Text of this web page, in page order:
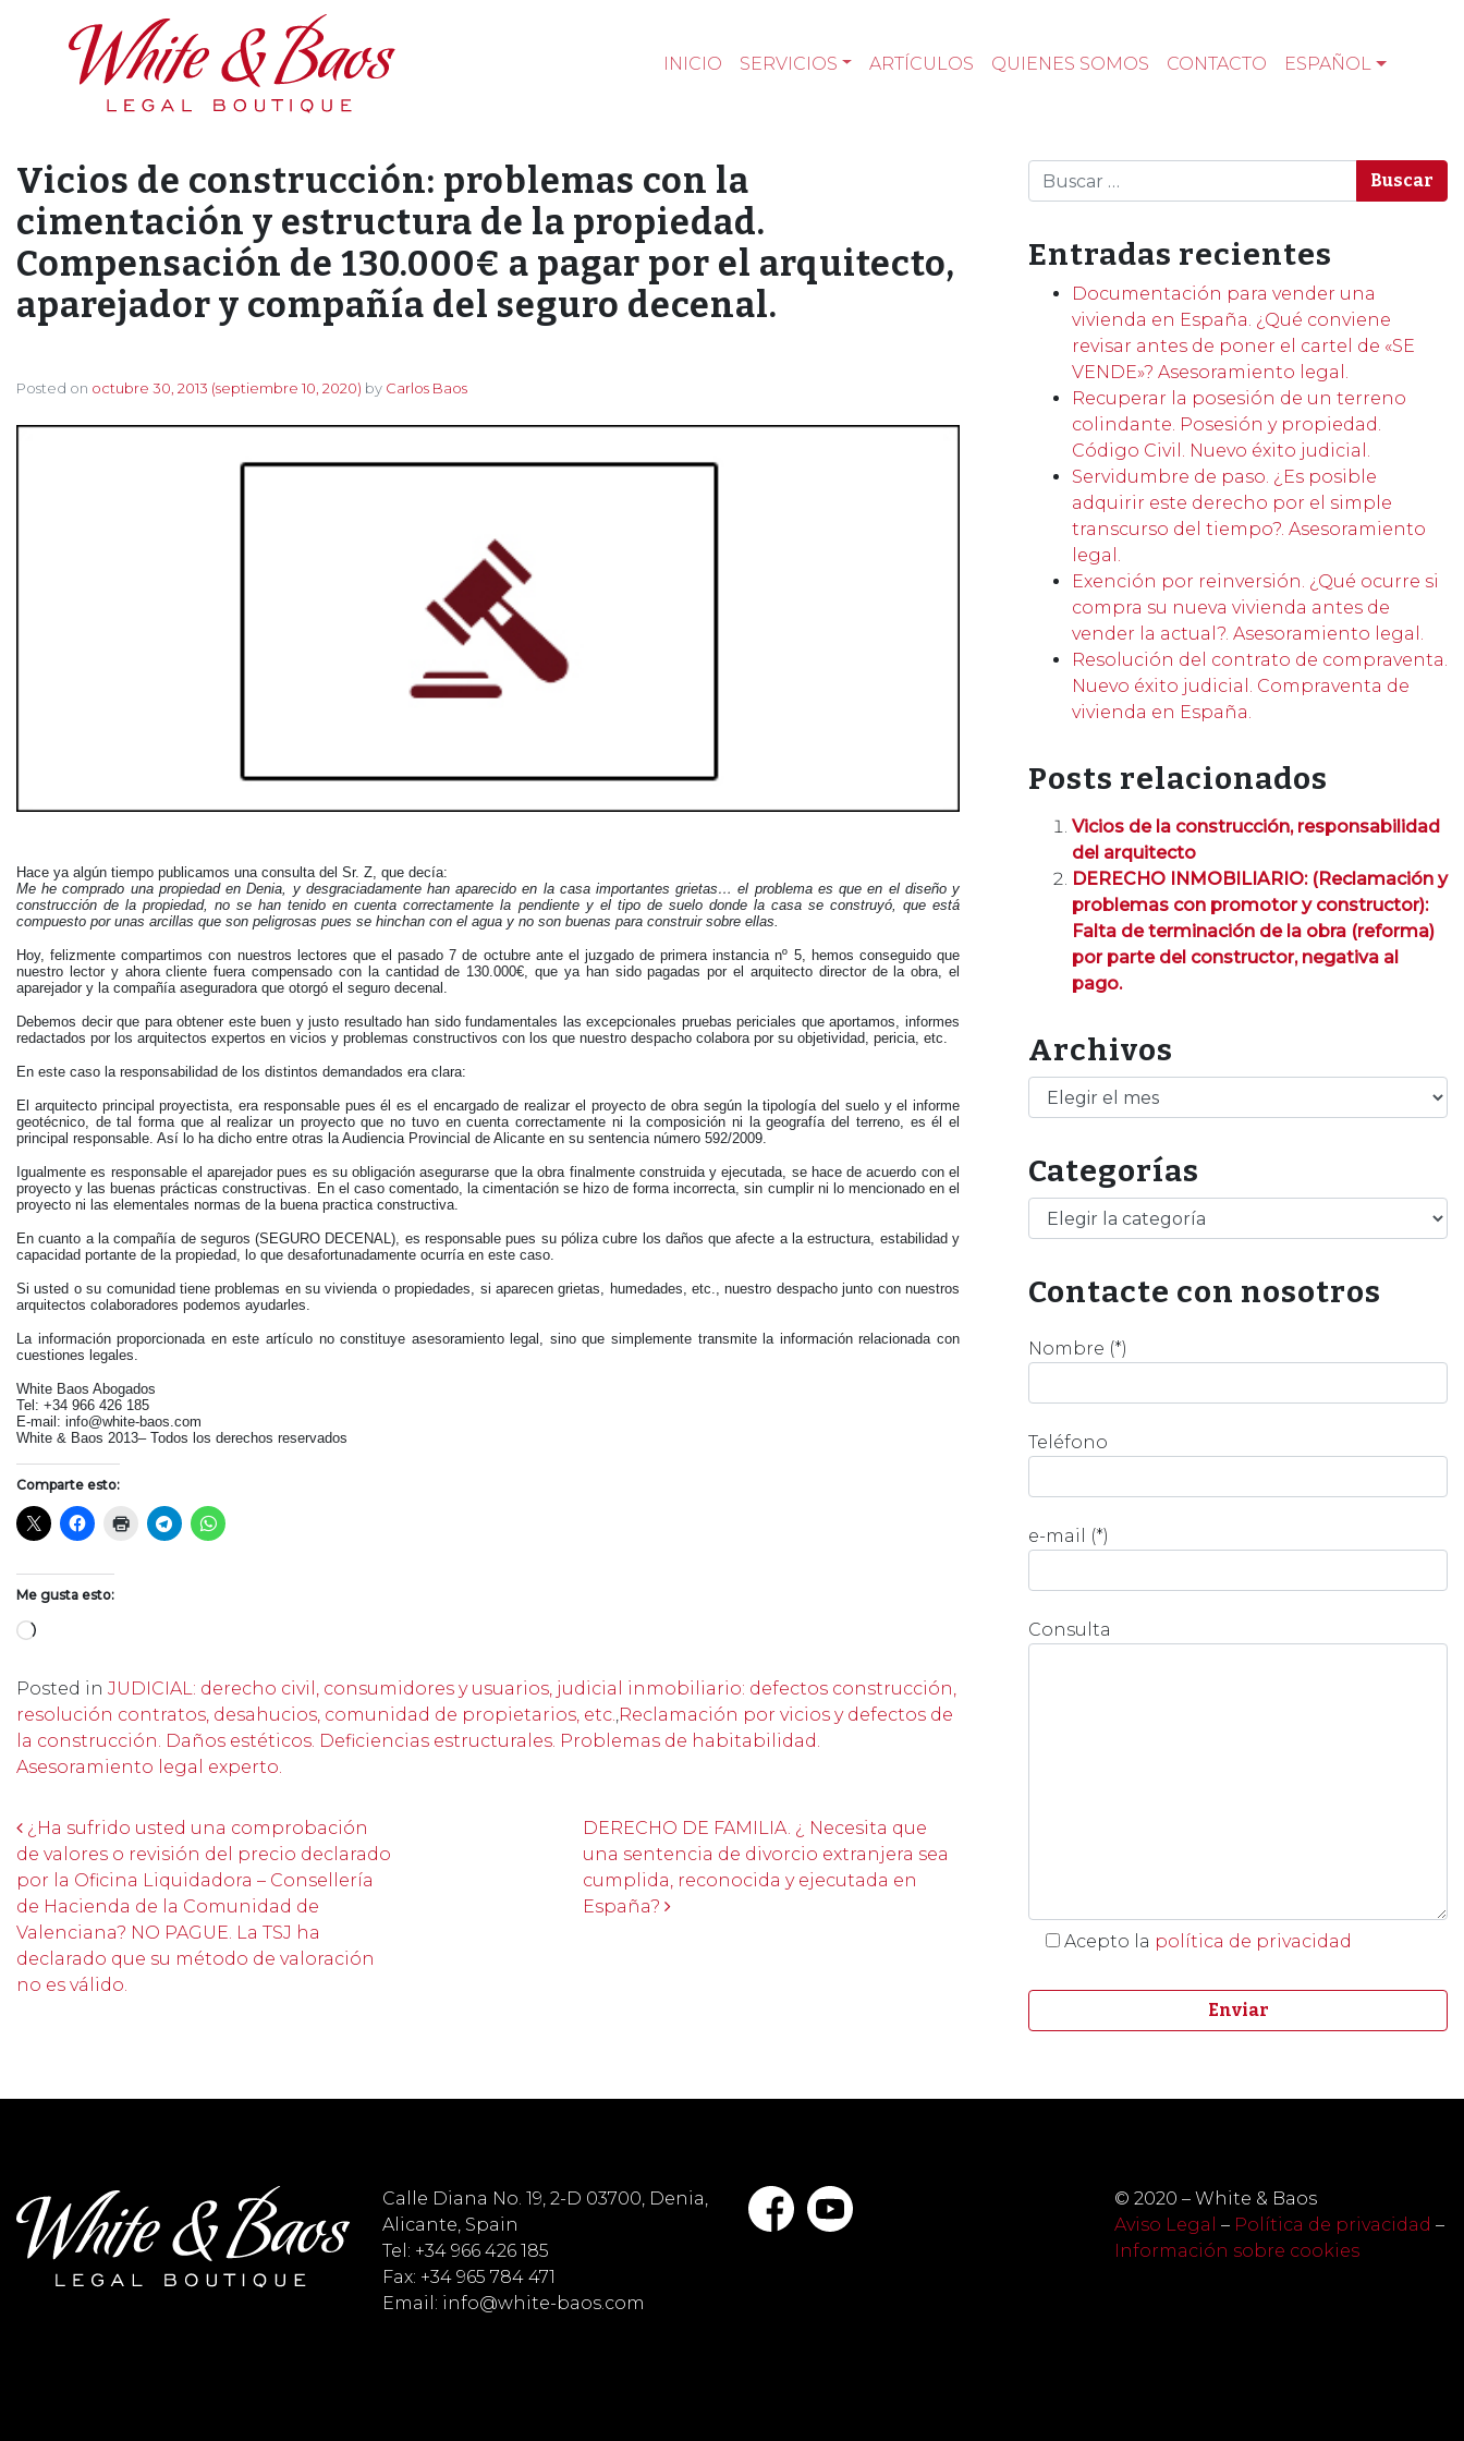
Main Navigation INICIO SERVICIOS ARTÍCULOS QUIENES SOMOS CONTACTO ESPAÑOL
Vicios de construcción: problemas con la
cimentación y estructura de la propiedad.
Compensación de 130.000€ a pagar por el arquitecto,
aparejador y compañía del seguro decenal.
Posted on octubre 30, 2013 (septiembre 10, 2020) by Carlos Baos
Hace ya algún tiempo publicamos una consulta del Sr. Z, que decía:
Me he comprado una propiedad en Denia, y desgraciadamente han aparecido en la casa importantes grietas… el problema es que en el diseño y
construcción de la propiedad, no se han tenido en cuenta correctamente la pendiente y el tipo de suelo donde la casa se construyó, que está
compuesto por unas arcillas que son peligrosas pues se hinchan con el agua y no son buenas para construir sobre ellas.
Hoy, felizmente compartimos con nuestros lectores que el pasado 7 de octubre ante el juzgado de primera instancia nº 5, hemos conseguido que
nuestro lector y ahora cliente fuera compensado con la cantidad de 130.000€, que ya han sido pagadas por el arquitecto director de la obra, el
aparejador y la compañía aseguradora que otorgó el seguro decenal.
Debemos decir que para obtener este buen y justo resultado han sido fundamentales las excepcionales pruebas periciales que aportamos, informes
redactados por los arquitectos expertos en vicios y problemas constructivos con los que nuestro despacho colabora por su objetividad, pericia, etc.
En este caso la responsabilidad de los distintos demandados era clara:
El arquitecto principal proyectista, era responsable pues él es el encargado de realizar el proyecto de obra según la tipología del suelo y el informe
geotécnico, de tal forma que al realizar un proyecto que no tuvo en cuenta correctamente ni la composición ni la geografía del terreno, es él el
principal responsable. Así lo ha dicho entre otras la Audiencia Provincial de Alicante en su sentencia número 592/2009.
Igualmente es responsable el aparejador pues es su obligación asegurarse que la obra finalmente construida y ejecutada, se hace de acuerdo con el
proyecto y las buenas prácticas constructivas. En el caso comentado, la cimentación se hizo de forma incorrecta, sin cumplir ni lo mencionado en el
proyecto ni las elementales normas de la buena practica constructiva.
En cuanto a la compañía de seguros (SEGURO DECENAL), es responsable pues su póliza cubre los daños que afecte a la estructura, estabilidad y
capacidad portante de la propiedad, lo que desafortunadamente ocurría en este caso.
Si usted o su comunidad tiene problemas en su vivienda o propiedades, si aparecen grietas, humedades, etc., nuestro despacho junto con nuestros
arquitectos colaboradores podemos ayudarles.
La información proporcionada en este artículo no constituye asesoramiento legal, sino que simplemente transmite la información relacionada con
cuestiones legales.
White Baos Abogados
Tel: +34 966 426 185
E-mail: info@white-baos.com
White & Baos 2013– Todos los derechos reservados
Comparte esto:
Me gusta esto:
Cargando...
Posted in JUDICIAL: derecho civil, consumidores y usuarios, judicial inmobiliario: defectos construcción,
resolución contratos, desahucios, comunidad de propietarios, etc.,Reclamación por vicios y defectos de
la construcción. Daños estéticos. Deficiencias estructurales. Problemas de habitabilidad.
Asesoramiento legal experto.
Post navigation
¿Ha sufrido usted una comprobación
de valores o revisión del precio declarado
por la Oficina Liquidadora – Consellería
de Hacienda de la Comunidad de
Valenciana? NO PAGUE. La TSJ ha
declarado que su método de valoración
no es válido.
DERECHO DE FAMILIA. ¿ Necesita que
una sentencia de divorcio extranjera sea
cumplida, reconocida y ejecutada en
España?
Buscar
Entradas recientes
Documentación para vender una
vivienda en España. ¿Qué conviene
revisar antes de poner el cartel de «SE
VENDE»? Asesoramiento legal.
Recuperar la posesión de un terreno
colindante. Posesión y propiedad.
Código Civil. Nuevo éxito judicial.
Servidumbre de paso. ¿Es posible
adquirir este derecho por el simple
transcurso del tiempo?. Asesoramiento
legal.
Exención por reinversión. ¿Qué ocurre si
compra su nueva vivienda antes de
vender la actual?. Asesoramiento legal.
Resolución del contrato de compraventa.
Nuevo éxito judicial. Compraventa de
vivienda en España.
Posts relacionados
Vicios de la construcción, responsabilidad
del arquitecto
DERECHO INMOBILIARIO: (Reclamación y
problemas con promotor y constructor):
Falta de terminación de la obra (reforma)
por parte del constructor, negativa al
pago.
Archivos
Archivos
Categorías
Categorías
Contacte con nosotros
Nombre (*)
Teléfono
e-mail (*)
Consulta
Acepto la política de privacidad
Calle Diana No. 19, 2-D 03700, Denia,
Alicante, Spain
Tel: +34 966 426 185
Fax: +34 965 784 471
Email: info@white-baos.com
© 2020 – White & Baos
Aviso Legal – Política de privacidad –
Información sobre cookies